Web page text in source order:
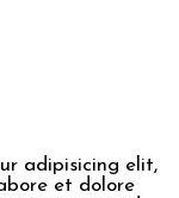
adipisicing elit,
et dolore